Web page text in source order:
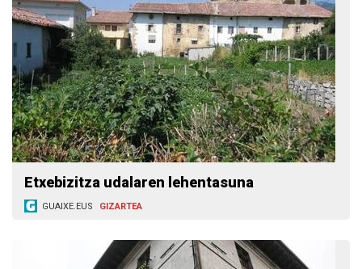
Etxebizitza udalaren lehentasuna
GUAIXE.EUS GIZARTEA